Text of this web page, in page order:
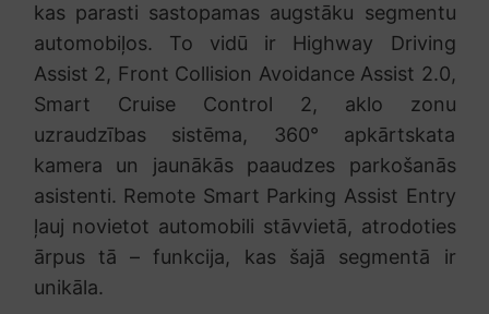
kas parasti sastopamas augstāku segmentu
automobiļos. To vidū ir Highway Driving
Assist 2, Front Collision Avoidance Assist 2.0,
Smart Cruise Control 2, aklo zonu
uzraudzības sistēma, 360° apkārtskata
kamera un jaunākās paaudzes parkošanās
asistenti. Remote Smart Parking Assist Entry
ļauj novietot automobili stāvvietā, atrodoties
ārpus tā – funkcija, kas šajā segmentā ir
unikāla.